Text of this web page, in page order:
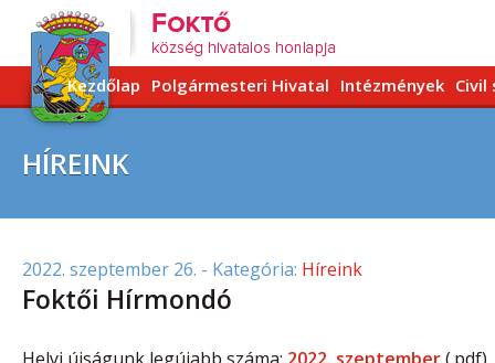
Kezdőlap Polgármesteri Hivatal Intézmények Civil
HÍREINK
2022. szeptember 26. - Kategória: Híreink
Foktői Hírmondó